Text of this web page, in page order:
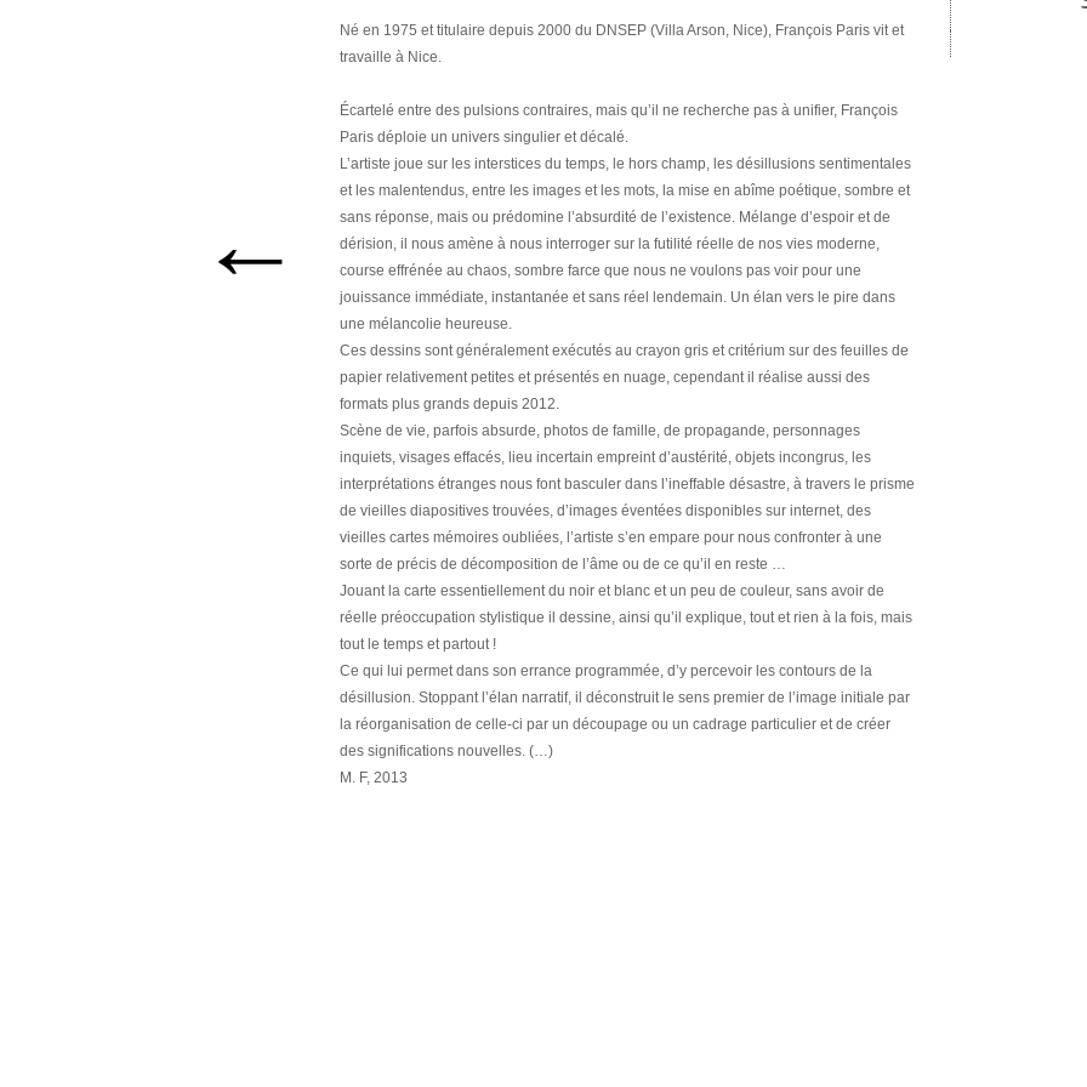
←
Né en 1975 et titulaire depuis 2000 du DNSEP (Villa Arson, Nice), François Paris vit et
travaille à Nice.
Écartelé entre des pulsions contraires, mais qu’il ne recherche pas à unifier, François
Paris déploie un univers singulier et décalé.
L’artiste joue sur les interstices du temps, le hors champ, les désillusions sentimentales
et les malentendus, entre les images et les mots, la mise en abîme poétique, sombre et
sans réponse, mais ou prédomine l’absurdité de l’existence. Mélange d’espoir et de
dérision, il nous amène à nous interroger sur la futilité réelle de nos vies moderne,
course effrénée au chaos, sombre farce que nous ne voulons pas voir pour une
jouissance immédiate, instantanée et sans réel lendemain. Un élan vers le pire dans
une mélancolie heureuse.
Ces dessins sont généralement exécutés au crayon gris et critérium sur des feuilles de
papier relativement petites et présentés en nuage, cependant il réalise aussi des
formats plus grands depuis 2012.
Scène de vie, parfois absurde, photos de famille, de propagande, personnages
inquiets, visages effacés, lieu incertain empreint d’austérité, objets incongrus, les
interprétations étranges nous font basculer dans l’ineffable désastre, à travers le prisme
de vieilles diapositives trouvées, d’images éventées disponibles sur internet, des
vieilles cartes mémoires oubliées, l’artiste s’en empare pour nous confronter à une
sorte de précis de décomposition de l’âme ou de ce qu’il en reste …
Jouant la carte essentiellement du noir et blanc et un peu de couleur, sans avoir de
réelle préoccupation stylistique il dessine, ainsi qu’il explique, tout et rien à la fois, mais
tout le temps et partout !
Ce qui lui permet dans son errance programmée, d’y percevoir les contours de la
désillusion. Stoppant l’élan narratif, il déconstruit le sens premier de l’image initiale par
la réorganisation de celle-ci par un découpage ou un cadrage particulier et de créer
des significations nouvelles. (…)
M. F, 2013